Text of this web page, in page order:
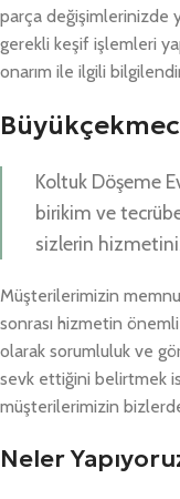
parça değişimlerinizde
gerekli keşif işlemleri
onarım ile ilgili
Koltuk Döşeme
birikim ve
sizlerin
Müşterilerimizin
sonrası hizmetin
olarak sorumluluk ve
sevk ettiğini belirtmek
müşterilerimizin
Neler